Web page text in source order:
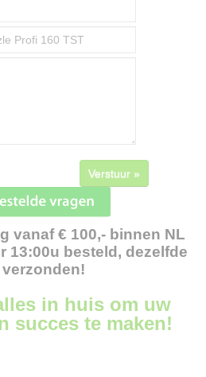
Verstuur »
vanaf € 100,- binnen NL
13:00u besteld, dezelfde
in huis om uw
succes te maken!